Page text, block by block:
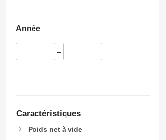
Année
–
Caractéristiques
Poids net à vide